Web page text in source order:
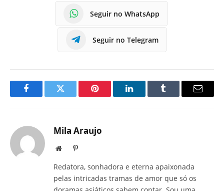
Seguir no WhatsApp
Seguir no Telegram
FacebookTwitter Pinterest LinkedInTumblr
E-
Mila Araujo
Site Pinterest
Redatora, sonhadora e eterna apaixonada
pelas intricadas tramas de amor que só os